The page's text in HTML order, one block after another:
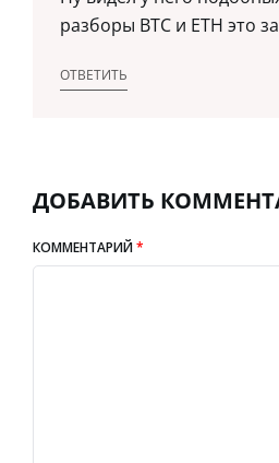
разборы BTC и ETH это
ОТВЕТИТЬ
ДОБАВИТЬ
КОММЕНТАРИЙ*